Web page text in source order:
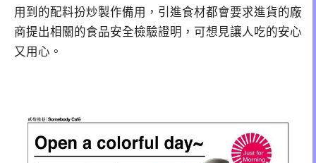
用到的配料扮炒製作備用，引進食材都會要求進貨的廠
商提出相關的食品安全檢驗證明，可想見讓人吃的安心
又用心。